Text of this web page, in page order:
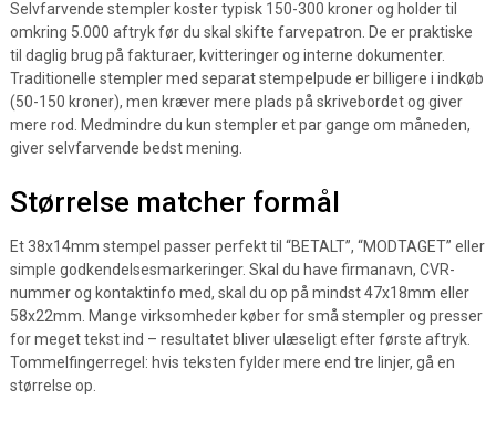
Selvfarvende stempler koster typisk 150-300 kroner og holder til
omkring 5.000 aftryk før du skal skifte farvepatron. De er praktiske
til daglig brug på fakturaer, kvitteringer og interne dokumenter.
Traditionelle stempler med separat stempelpude er billigere i indkøb
(50-150 kroner), men kræver mere plads på skrivebordet og giver
mere rod. Medmindre du kun stempler et par gange om måneden,
giver selvfarvende bedst mening.
Størrelse matcher formål
Et 38x14mm stempel passer perfekt til “BETALT”, “MODTAGET” eller
simple godkendelsesmarkeringer. Skal du have firmanavn, CVR-
nummer og kontaktinfo med, skal du op på mindst 47x18mm eller
58x22mm. Mange virksomheder køber for små stempler og presser
for meget tekst ind – resultatet bliver ulæseligt efter første aftryk.
Tommelfingerregel: hvis teksten fylder mere end tre linjer, gå en
størrelse op.